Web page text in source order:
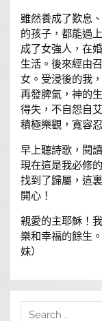
雖然養成了歎息
的孩子，都能過
成了女強人，在
生活。後來經由
女。受浸後的我
再發脾氣，神的
得失，不自怨自
積極樂觀，寬容
早上聽詩歌，閱
現在這是我必修
找到了歸屬，這
開心！
親愛的主耶穌！
樂和幸福的餘生
妹）